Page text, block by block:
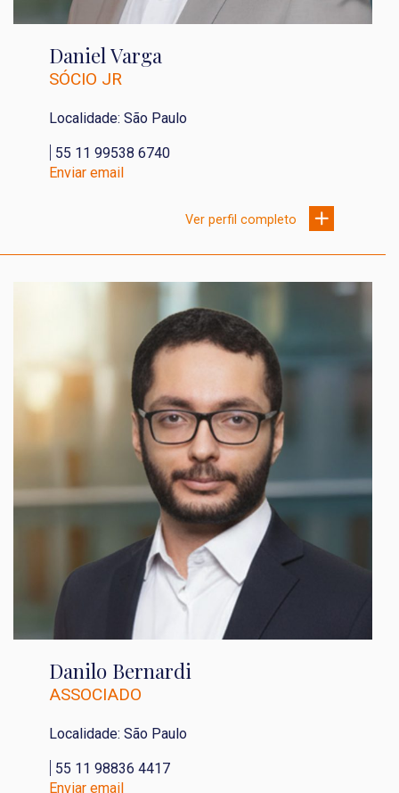
Daniel Varga
SÓCIO JR
Localidade: São Paulo
55 11 99538 6740
Enviar email
Ver perfil completo
Danilo Bernardi
ASSOCIADO
Localidade: São Paulo
55 11 98836 4417
Enviar email